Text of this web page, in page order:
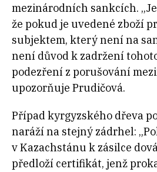
mezinárodních sankcích. „
že pokud je uvedené zboží
subjektem, který není na
není důvod k zadržení
podezření z porušování
upozorňuje Prudičová.
Případ kyrgyzského dřeva
naráží na stejný zádrhel:
vKazachstánu k zásilce
předloží certifikát, jenž